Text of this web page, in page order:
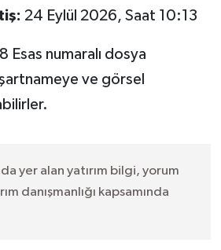
24 Eylül 2026, Saat 10:13
Esas numaralı dosya
ve görsel
yer alan yatırım bilgi, yorum
danışmanlığı kapsamında